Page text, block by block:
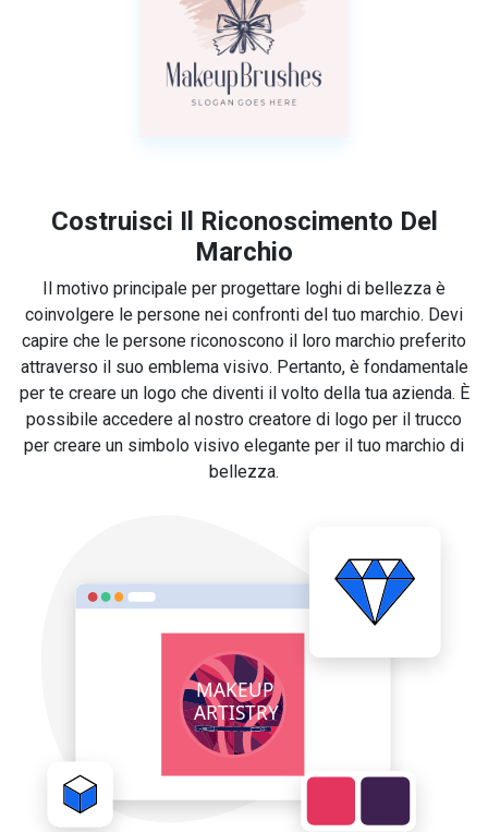
Costruisci Il Riconoscimento Del
Marchio
Il motivo principale per progettare loghi di bellezza è
coinvolgere le persone nei confronti del tuo marchio. Devi
capire che le persone riconoscono il loro marchio preferito
attraverso il suo emblema visivo. Pertanto, è fondamentale
per te creare un logo che diventi il volto della tua azienda. È
possibile accedere al nostro creatore di logo per il trucco
per creare un simbolo visivo elegante per il tuo marchio di
bellezza.